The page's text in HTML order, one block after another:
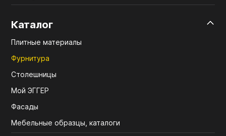
Каталог
Плитные материалы
Фурнитура
Столешницы
Мой ЭГГЕР
Фасады
Мебельные образцы, каталоги